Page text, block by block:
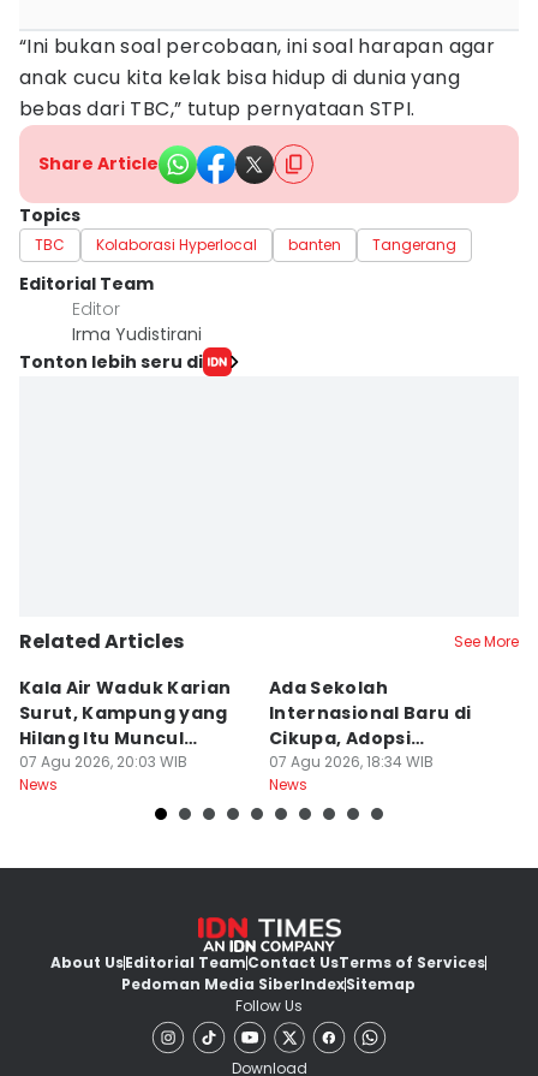
“Ini bukan soal percobaan, ini soal harapan agar
anak cucu kita kelak bisa hidup di dunia yang
bebas dari TBC,” tutup pernyataan STPI.
Share Article
Topics
TBC Kolaborasi Hyperlocal banten Tangerang
Editorial Team
Editor
Irma Yudistirani
Tonton lebih seru di
Related Articles See More
Kala Air Waduk Karian
Surut, Kampung yang
Hilang Itu Muncul
Kembali
07 Agu 2026, 20:03 WIB
News
Ada Sekolah
Internasional Baru di
Cikupa, Adopsi
Kurikulum Singapura
07 Agu 2026, 18:34 WIB
News
About UsEditorial TeamContact UsTerms of Services
Pedoman Media SiberIndexSitemap
Follow Us
Download